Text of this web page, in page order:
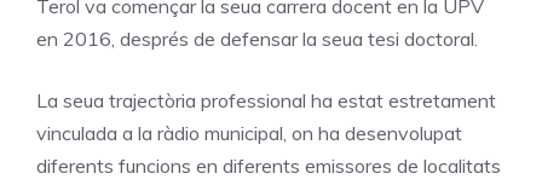
Terol va començar la seua carrera docent en la UPV
en 2016, després de defensar la seua tesi doctoral.
La seua trajectòria professional ha estat estretament
vinculada a la ràdio municipal, on ha desenvolupat
diferents funcions en diferents emissores de localitats